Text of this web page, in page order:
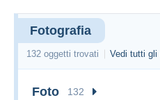
Fotografia
132 oggetti trovati Vedi tutti gli
Foto 132